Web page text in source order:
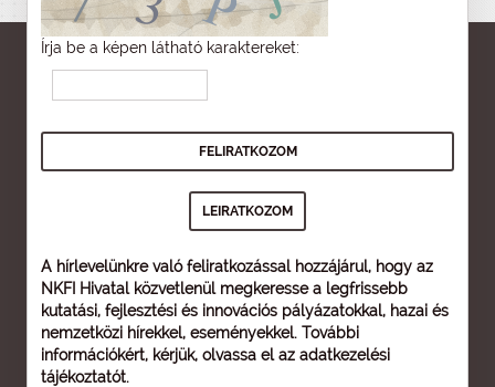
Írja be a képen látható karaktereket:
A hírlevelünkre való feliratkozással hozzájárul, hogy az
NKFI Hivatal közvetlenül megkeresse a legfrissebb
kutatási, fejlesztési és innovációs pályázatokkal, hazai és
nemzetközi hírekkel, eseményekkel. További
információkért, kérjük, olvassa el az adatkezelési
tájékoztatót.